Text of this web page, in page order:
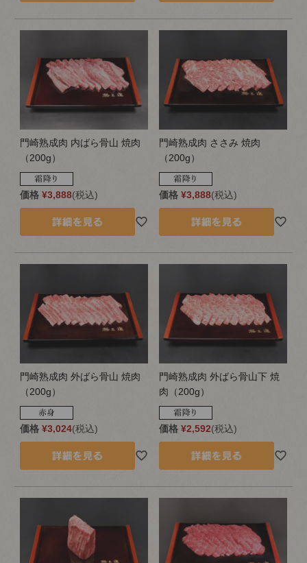
門崎熟成肉 内ばら骨山 焼肉
（200g）
価格 ¥3,888 税込
門崎熟成肉 ささみ 焼肉
（200g）
価格 ¥3,888 税込
門崎熟成肉 外ばら骨山 焼肉
（200g）
価格 ¥3,024 税込
門崎熟成肉 外ばら骨山下 焼
肉（200g）
価格 ¥2,592 税込